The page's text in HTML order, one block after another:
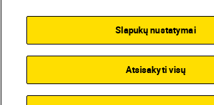
Back to
Slapukų nustatymai
Atsisakyti visų